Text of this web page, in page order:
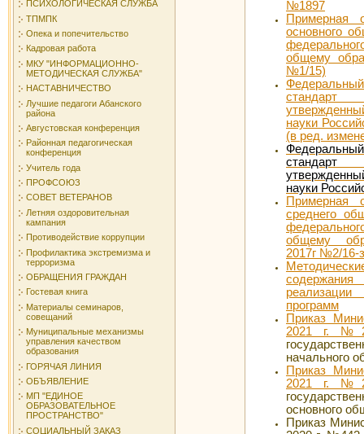
ПСИХОЛОГИЧЕСКАЯ СЛУЖБА
ТПМПК
Опека и попечительство
Кадровая работа
МКУ "ИНФОРМАЦИОННО-
МЕТОДИЧЕСКАЯ СЛУЖБА"
НАСТАВНИЧЕСТВО
Лучшие педагоги Абанского
района
Августовская конференция
Районная педагогическая
конференция
Учитель года
ПРОФСОЮЗ
СОВЕТ ВЕТЕРАНОВ
Летняя оздоровительная
кампания
Противодействие коррупции
Профилактика экстремизма и
терроризма
ОБРАЩЕНИЯ ГРАЖДАН
Гостевая книга
Материалы семинаров,
совещаний
Муниципальные механизмы
управления качеством
образования
ГОРЯЧАЯ ЛИНИЯ
ОБЪЯВЛЕНИЕ
МП "ЕДИНОЕ
ОБРАЗОВАТЕЛЬНОЕ
ПРОСТРАНСТВО"
СОЦИАЛЬНЫЙ ЗАКАЗ
№1897
Примерная
основного
общему
№1/15)
стандарт
науки
(в ред.
стандарт
науки
Примерная
среднего
общему
2017г №2/16-
программ
Приказ
2021 г.
начального
Приказ
2021 г.
основного
Приказ